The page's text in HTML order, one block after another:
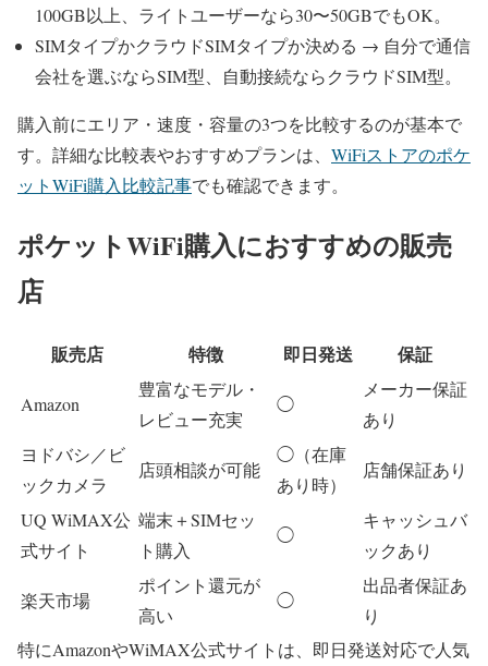
100GB以上、ライトユーザーなら30〜50GBでもOK。
SIMタイプかクラウドSIMタイプか決める → 自分で通信
会社を選ぶならSIM型、自動接続ならクラウドSIM型。
購入前にエリア・速度・容量の3つを比較するのが基本で
す。詳細な比較表やおすすめプランは、 WiFiストアのポケ
ットWiFi購入比較記事でも確認できます。
ポケットWiFi購入におすすめの販売
店
販売店 特徴 即日発送 保証
Amazon
豊富なモデル・
レビュー充実
◯
メーカー保証
あり
ヨドバシ／ビ
ックカメラ
店頭相談が可能
◯（在庫
あり時）
店舗保証あり
UQ WiMAX公
式サイト
端末＋SIMセッ
ト購入
◯
キャッシュバ
ックあり
楽天市場
ポイント還元が
高い
◯
出品者保証あ
り
特にAmazonやWiMAX公式サイトは、即日発送対応で人気